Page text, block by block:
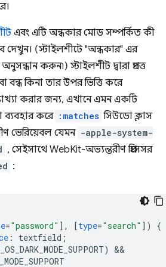
এবং এটি অন্ধকার মোড সম্পর্কিত কী
দেখুন। (স্টাইলশীটে "অন্ধকার" এর
করুন৷) স্টাইলশীট দ্বারা প্রদত্ত
বন্ধ কিনা তার উপর ভিত্তি করে
করার জন্য, এখানে এমন একটি
ব্যবহার করে :matches সিউডো ক্লাস
ভেরিয়েবল যেমন -apple-system-
, সেইসাথে WebKit-অভ্যন্তরীণ প্রিপ্রসেসর
:
="password" ], [type="search" ])
{
: textfield ;